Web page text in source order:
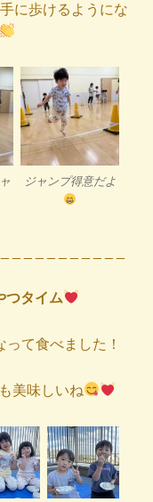
に歩けるようにな
ジャンプ得意だよ
つタイム
て食べました！
美味しいね